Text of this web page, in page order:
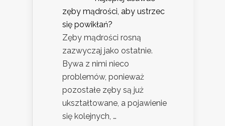
zęby mądrości, aby ustrzec
się powikłań?
Zęby mądrości rosną
zazwyczaj jako ostatnie.
Bywa z nimi nieco
problemów, ponieważ
pozostałe zęby są już
ukształtowane, a pojawienie
się kolejnych, …